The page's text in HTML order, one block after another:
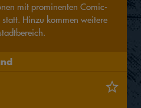
mit prominenten Comic-
Hinzu kommen weitere